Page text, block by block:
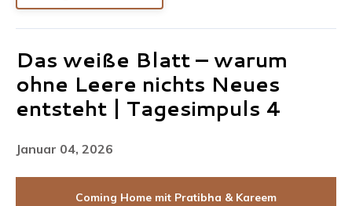
Das weiße Blatt – warum
ohne Leere nichts Neues
entsteht | Tagesimpuls 4
Januar 04, 2026